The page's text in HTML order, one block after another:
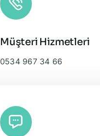
Müşteri Hizmetleri
0534 967 34 66